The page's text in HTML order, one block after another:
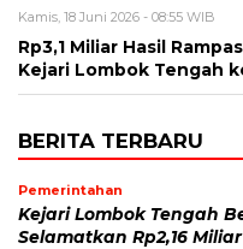
Kamis, 18 Juni 2026 - 08:55 WIB
Rp3,1 Miliar Hasil
Kejari Lombok Tengah
BERITA TERBARU
Pemerintahan
Kejari Lombok Tengah
Selamatkan Rp2,16